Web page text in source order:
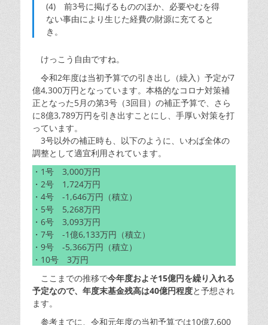
(4) 前3号に掲げるもののほか、必要やむを得
ない事由により生じた経費の財源に充てると
き。
けっこう自由ですね。
令和2年度は当初予算での引き出し（繰入）予定が7
億4,300万円となっています。本格的なコロナ対策補
正となった5月の第3号（3回目）の補正予算で、さら
に8億3,789万円を引き出すことにし、手厚い対策を打
っています。
3号以外の補正時も、以下のように、いわば全体の
調整として適宜利用されています。
・1号 3,000万円
・2号 1,724万円
・4号 -1,646万円（積立）
・5号 5,268万円
・6号 3,093万円
・7号 -1億6,133万円（積立）
・9号 -5,366万円（積立）
・10号 3万円
ここまでの推移で今年度およそ15億円を繰り入れる
予定なので、年度末基金残高は40億円程度と予想され
ます。
参考までに、令和元年度の当初予算では10億7,600